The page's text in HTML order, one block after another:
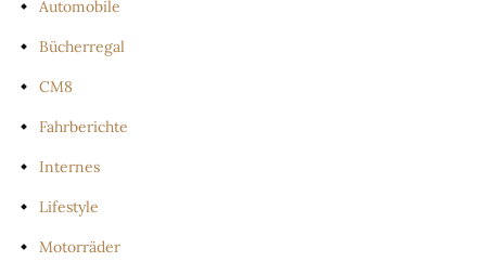
Automobile
Bücherregal
CM8
Fahrberichte
Internes
Lifestyle
Motorräder